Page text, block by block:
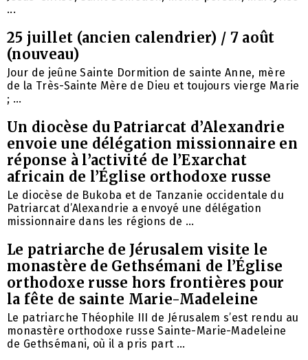
...
25 juillet (ancien calendrier) / 7 août
(nouveau)
Jour de jeûne Sainte Dormition de sainte Anne, mère
de la Très-Sainte Mère de Dieu et toujours vierge Marie
; ...
Un diocèse du Patriarcat d’Alexandrie
envoie une délégation missionnaire en
réponse à l’activité de l’Exarchat
africain de l’Église orthodoxe russe
Le diocèse de Bukoba et de Tanzanie occidentale du
Patriarcat d’Alexandrie a envoyé une délégation
missionnaire dans les régions de ...
Le patriarche de Jérusalem visite le
monastère de Gethsémani de l’Église
orthodoxe russe hors frontières pour
la fête de sainte Marie-Madeleine
Le patriarche Théophile III de Jérusalem s’est rendu au
monastère orthodoxe russe Sainte-Marie-Madeleine
de Gethsémani, où il a pris part ...